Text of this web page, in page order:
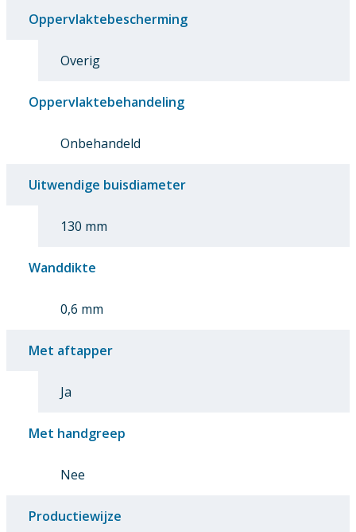
Oppervlaktebescherming
Overig
Oppervlaktebehandeling
Onbehandeld
Uitwendige buisdiameter
130 mm
Wanddikte
0,6 mm
Met aftapper
Ja
Met handgreep
Nee
Productiewijze